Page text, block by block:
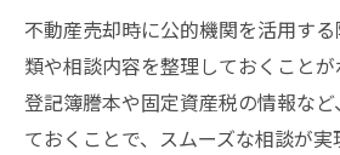
不動産売却時に公的機関を活用す
類や相談内容を整理しておくこと
登記簿謄本や固定資産税の情報な
ておくことで、スムーズな相談が実